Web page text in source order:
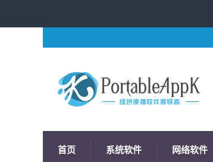
首页 系统软件 网络软件